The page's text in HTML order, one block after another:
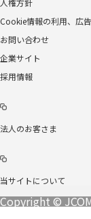
Cookie情報の利用、広
お問い合わせ
企業サイト
採用情報
法人のお客さま
当サイトについて
Copyright ©